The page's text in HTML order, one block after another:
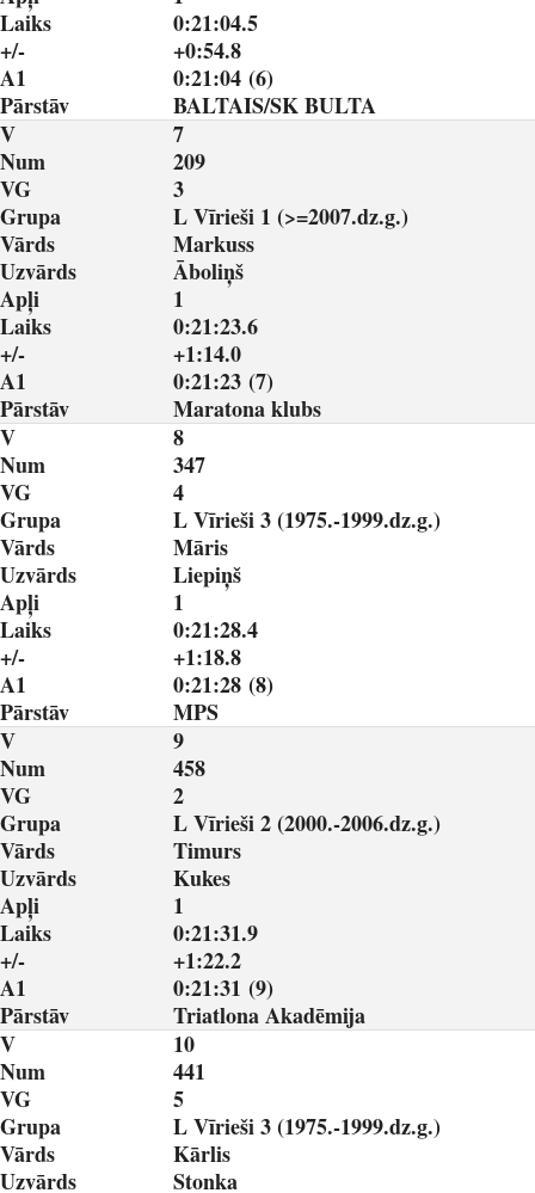
Laiks
0:21:04.5
+/-
+0:54.8
A1
0:21:04 (6)
Pārstāv
BALTAIS/SK BULTA
V
7
Num
209
VG
3
Grupa
L Vīrieši 1 (>=2007.dz.g.)
Vārds
Markuss
Uzvārds
Āboliņš
Apļi
1
Laiks
0:21:23.6
+/-
+1:14.0
A1
0:21:23 (7)
Pārstāv
Maratona klubs
V
8
Num
347
VG
4
Grupa
L Vīrieši 3 (1975.-1999.dz.g.)
Vārds
Māris
Uzvārds
Liepiņš
Apļi
1
Laiks
0:21:28.4
+/-
+1:18.8
A1
0:21:28 (8)
Pārstāv
MPS
V
9
Num
458
VG
2
Grupa
L Vīrieši 2 (2000.-2006.dz.g.)
Vārds
Timurs
Uzvārds
Kukes
Apļi
1
Laiks
0:21:31.9
+/-
+1:22.2
A1
0:21:31 (9)
Pārstāv
Triatlona Akadēmija
V
10
Num
441
VG
5
Grupa
L Vīrieši 3 (1975.-1999.dz.g.)
Vārds
Kārlis
Uzvārds
Stonka